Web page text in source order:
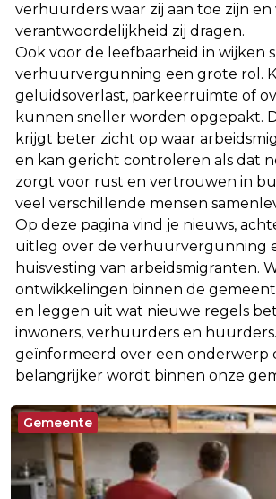
verhuurders waar zij aan toe zijn en
verantwoordelijkheid zij dragen.
Ook voor de leefbaarheid in wijken
verhuurvergunning een grote rol.
geluidsoverlast, parkeerruimte of
kunnen sneller worden opgepakt.
krijgt beter zicht op waar
en kan gericht controleren als dat
zorgt voor rust en vertrouwen in
veel verschillende mensen
Op deze pagina vind je nieuws,
uitleg over de verhuurvergunning
huisvesting van arbeidsmigranten.
ontwikkelingen binnen de
en leggen uit wat nieuwe regels
inwoners, verhuurders en
geïnformeerd over een onderwerp
belangrijker wordt binnen onze
Gemeente